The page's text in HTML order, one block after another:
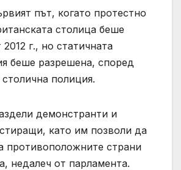
път, когато протестно
столица беше
г., но статичната
беше разрешена, според
полиция.
демонстранти и
като им позволи да
противоположните страни
недалеч от парламента.